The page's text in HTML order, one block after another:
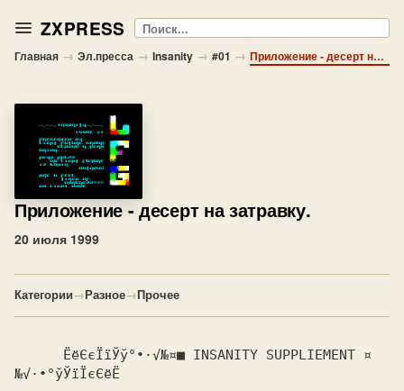
ZXPRESS Поиск
Главная → Эл.пресса → Insanity → #01 → Приложение - десерт на затравку.
Приложение- десерт на затравку.
20 июля 1999
Категории→Разное→Прочее
№√·∙°ўЎїЇєЄёЁ